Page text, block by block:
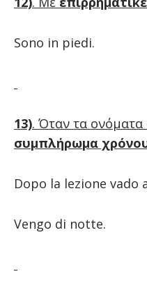
Sono in piedi.
13). Όταν τα ονόματα
συμπλήρωμα
Dopo la lezione vado
Vengo di notte.